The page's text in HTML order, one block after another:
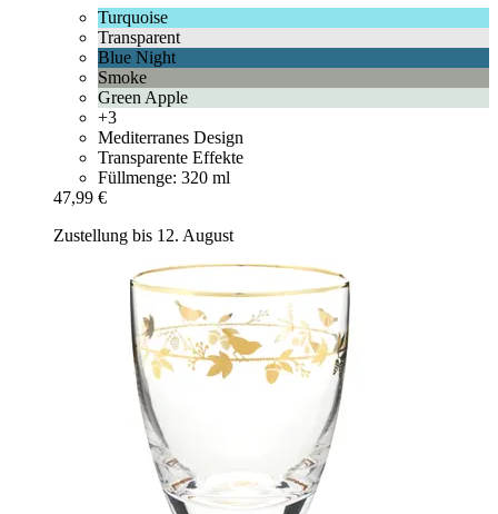
Turquoise
Transparent
Blue Night
Smoke
Green Apple
+3
Mediterranes Design
Transparente Effekte
Füllmenge: 320 ml
47,99 €
Zustellung bis 12. August